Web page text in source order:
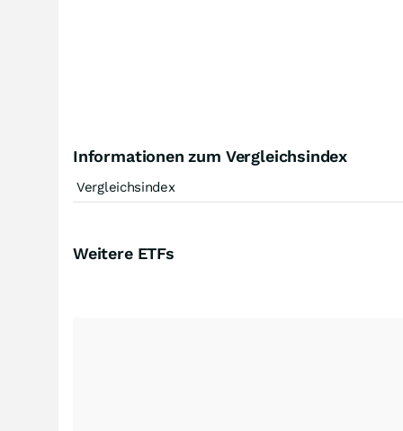
Informationen zum Vergleichsindex
Vergleichsindex
Weitere ETFs